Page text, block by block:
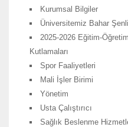
Kurumsal Bilgiler
Üniversitemiz Bahar
2025-2026 Eğitim-
Kutlamaları
Spor Faaliyetleri
Mali İşler Birimi
Yönetim
Usta Çalıştırıcı
Sağlık Beslenme